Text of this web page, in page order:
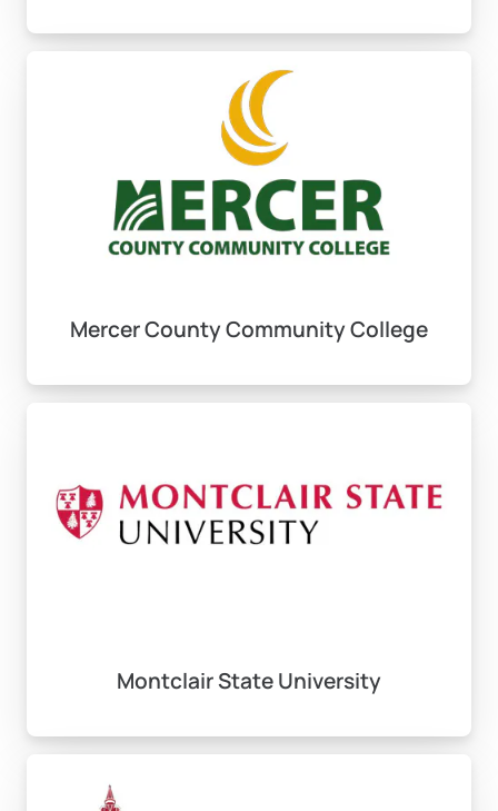
Mercer County Community College
Montclair State University